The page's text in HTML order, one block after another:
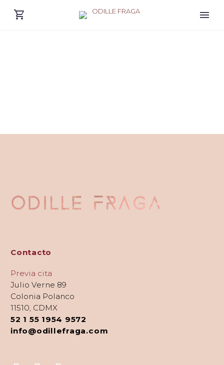
Contacto
Previa cita
Julio Verne 89
Colonia Polanco
11510, CDMX
52 1 55 1954 9572
info@odillefraga.com